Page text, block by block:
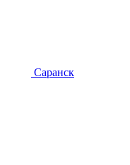
Саранск